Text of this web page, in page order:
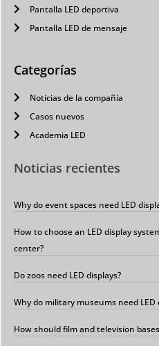
Pantalla LED deportiva
Pantalla LED de mensaje
Categorías
Noticias de la compañía
Casos nuevos
Academia LED
Noticias recientes
Why do event spaces need LED
How to choose an LED display
center?
Do zoos need LED displays?
Why do military museums need LED
How should film and television